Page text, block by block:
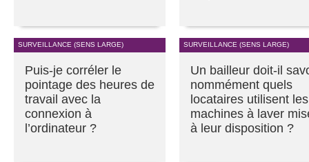
SURVEILLANCE (SENS LARGE)
Puis-je corréler le
pointage des heures de
travail avec la
connexion à
l’ordinateur ?
SURVEILLANCE (SENS LARGE)
Un bailleur doit-il
nommément quels
locataires utilisent les
machines à laver
à leur disposition ?